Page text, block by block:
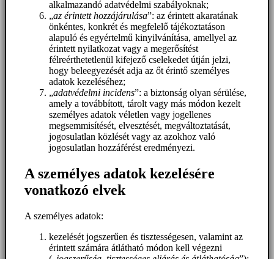
alkalmazandó adatvédelmi szabályoknak;
„az érintett hozzájárulása”: az érintett akaratának
önkéntes, konkrét és megfelelő tájékoztatáson
alapuló és egyértelmű kinyilvánítása, amellyel az
érintett nyilatkozat vagy a megerősítést
félreérthetetlenül kifejező cselekedet útján jelzi,
hogy beleegyezését adja az őt érintő személyes
adatok kezeléséhez;
„adatvédelmi incidens”: a biztonság olyan sérülése,
amely a továbbított, tárolt vagy más módon kezelt
személyes adatok véletlen vagy jogellenes
megsemmisítését, elvesztését, megváltoztatását,
jogosulatlan közlését vagy az azokhoz való
jogosulatlan hozzáférést eredményezi.
A személyes adatok kezelésére
vonatkozó elvek
A személyes adatok:
kezelését jogszerűen és tisztességesen, valamint az
érintett számára átlátható módon kell végezni